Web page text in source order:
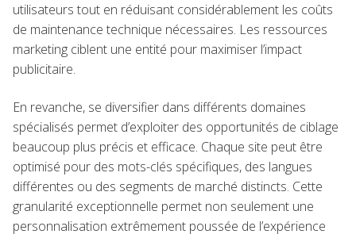
utilisateurs tout en réduisant considérablement les coûts
de maintenance technique nécessaires. Les ressources
marketing ciblent une entité pour maximiser l’impact
publicitaire.
En revanche, se diversifier dans différents domaines
spécialisés permet d’exploiter des opportunités de ciblage
beaucoup plus précis et efficace. Chaque site peut être
optimisé pour des mots-clés spécifiques, des langues
différentes ou des segments de marché distincts. Cette
granularité exceptionnelle permet non seulement une
personnalisation extrêmement poussée de l’expérience